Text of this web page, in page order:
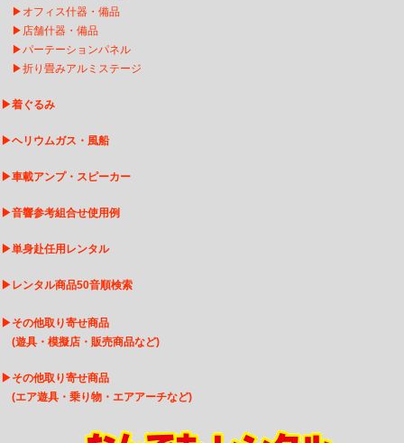
▶ オフィス什器・備品
▶ 店舗什器・備品
▶パーテーションパネル
▶折り畳みアルミステージ
▶着ぐるみ
▶ヘリウムガス・風船
▶車載アンプ・スピーカー
▶音響参考組合せ使用例
▶単身赴任用レンタル
▶ レンタル商品50音順検索
▶その他取り寄せ商品
(遊具・模擬店・販売商品など)
▶その他取り寄せ商品
(エア遊具・乗り物・エアアーチなど)